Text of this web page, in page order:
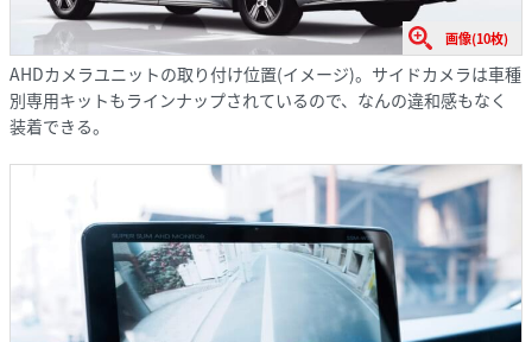
画像(10枚)
AHDカメラユニットの取り付け位置(イメージ)。サイドカメラは車種
別専用キットもラインナップされているので、なんの違和感もなく
装着できる。